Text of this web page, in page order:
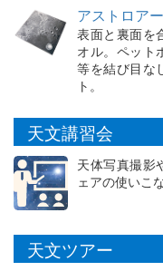
アストロア
表面と裏面を
オル。ペット
等を結び目な
ト。
天文講習会
天体写真撮影
ェアの使いこ
天文ツアー